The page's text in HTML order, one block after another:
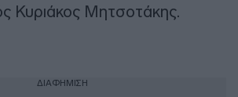
Κυριάκος Μητσοτάκης.
ΔΙΑΦΗΜΙΣΗ